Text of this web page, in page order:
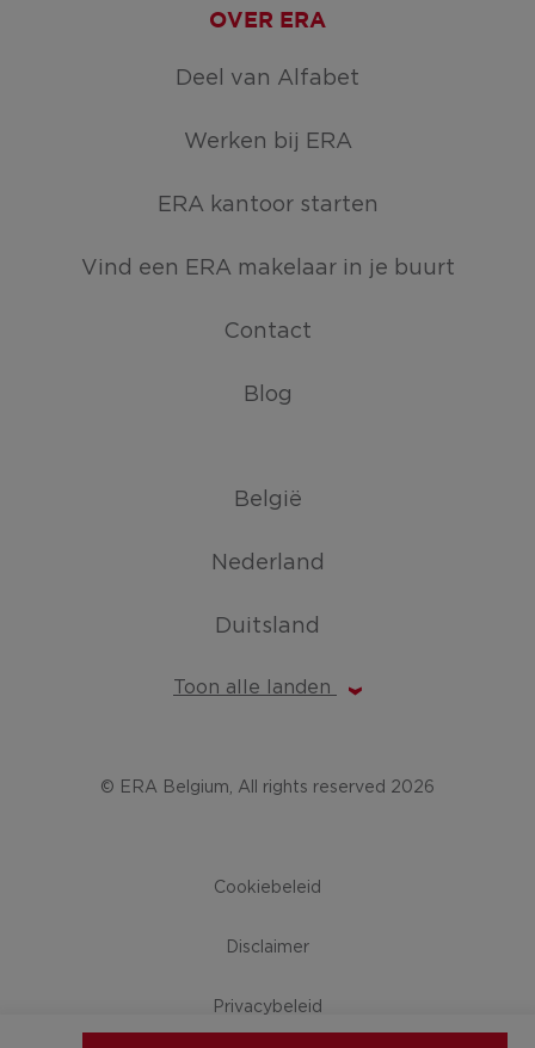
OVER ERA
Deel van Alfabet
Werken bij ERA
ERA kantoor starten
Vind een ERA makelaar in je buurt
Contact
Blog
België
Nederland
Duitsland
Toon alle landen
© ERA Belgium, All rights reserved 2026
Cookiebeleid
Disclaimer
Privacybeleid